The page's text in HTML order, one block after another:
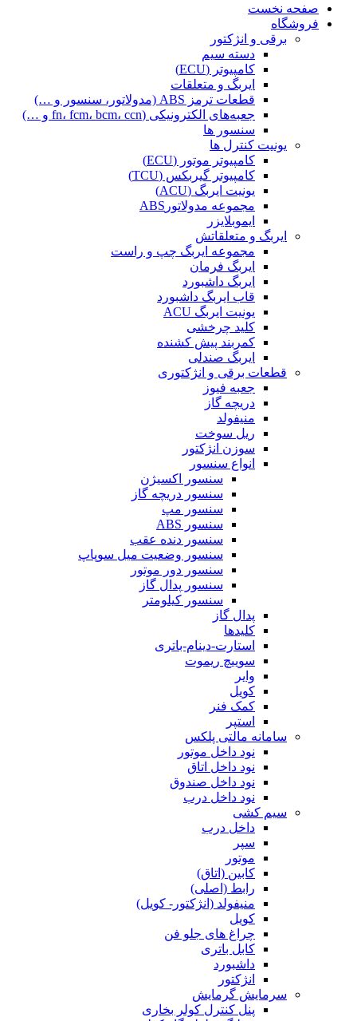
صفحه نخست
فروشگاه
برقی و انژکتور
دسته سیم
کامپیوتر (ECU)
ایربگ و متعلقات
قطعات ترمز ABS (مدولاتور، سنسور و …)
جعبه‌های الکترونیکی (fn، fcm، bcm، ccn و …)
سنسور ها
یونیت کنترل ها
کامپیوتر موتور (ECU)
کامپیوتر گیربکس (TCU)
یونیت ایربگ (ACU)
مجموعه مدولاتورABS
ایموبلایزر
ایربگ و متعلقاتش
مجموعه ایربگ چپ و راست
ایربگ فرمان
ایربگ داشبورد
قاب ایربگ داشبورد
یونیت ایربگ ACU
کلید چرخشی
کمربند پیش کشنده
ایربگ صندلی
قطعات برقی و انژکتوری
جعبه فیوز
دریچه گاز
منیفولد
ریل سوخت
سوزن انژکتور
انواع سنسور
سنسور اکسیژن
سنسور دریچه گاز
سنسور مپ
سنسور ABS
سنسور دنده عقب
سنسور وضعیت میل سوپاپ
سنسور دور موتور
سنسور پدال گاز
سنسور کیلومتر
پدال گاز
کلیدها
استارت-دینام-باتری
سوییچ ریموت
وایر
کویل
کمک فنر
استپر
سامانه مالتی پلکس
نود داخل موتور
نود داخل اتاق
نود داخل صندوق
نود داخل درب
سیم کشی
داخل درب
سپر
موتور
کابین (اتاق)
رابط (اصلی)
منیفولد (انژکتور- کویل)
کویل
چراغ های جلو فن
کابل باتری
داشبورد
انژکتور
سرمایش گرمایش
پنل کنترل کولر بخاری